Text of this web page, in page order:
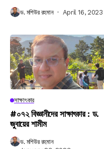
ড. মশিউর রহমান April 16, 2023
সাক্ষাৎকার
#০৭২ বিজ্ঞানীদের সাক্ষাৎকার : ড.
জুবায়ের শামীম
ড. মশিউর রহমান